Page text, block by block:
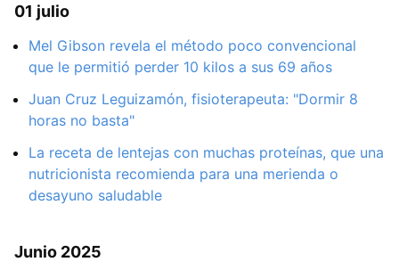
01 julio
Mel Gibson revela el método poco convencional
que le permitió perder 10 kilos a sus 69 años
Juan Cruz Leguizamón, fisioterapeuta: "Dormir 8
horas no basta"
La receta de lentejas con muchas proteínas, que una
nutricionista recomienda para una merienda o
desayuno saludable
Junio 2025